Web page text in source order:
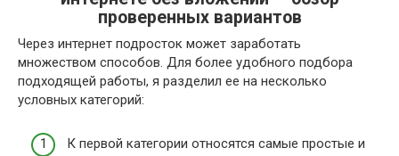
проверенных вариантов
Через интернет подросток может заработать
множеством способов. Для более удобного подбора
подходящей работы, я разделил ее на несколько
условных категорий:
К первой категории относятся самые простые и